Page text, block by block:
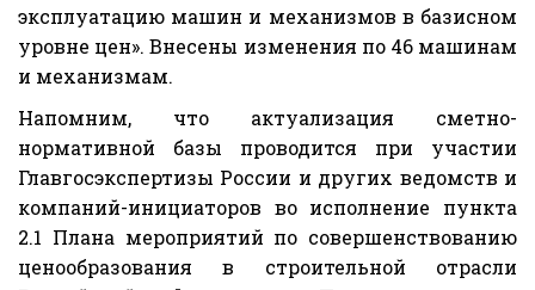
эксплуатацию машин и механизмов в базисном
уровне цен». Внесены изменения по 46 машинам
и механизмам.
Напомним, что актуализация сметно-
нормативной базы проводится при участии
Главгосэкспертизы России и других ведомств и
компаний-инициаторов во исполнение пункта
2.1 Плана мероприятий по совершенствованию
ценообразования в строительной отрасли